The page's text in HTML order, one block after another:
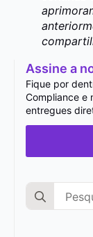
Assine a
Fique por
Compliance e
entregues
Search
for: